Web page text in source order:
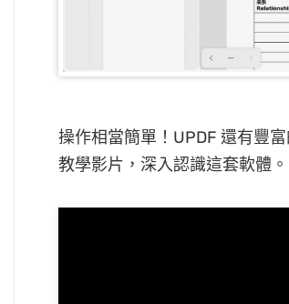
操作相當簡單！UPDF 還有豐
教學影片，深入認識這套軟體。